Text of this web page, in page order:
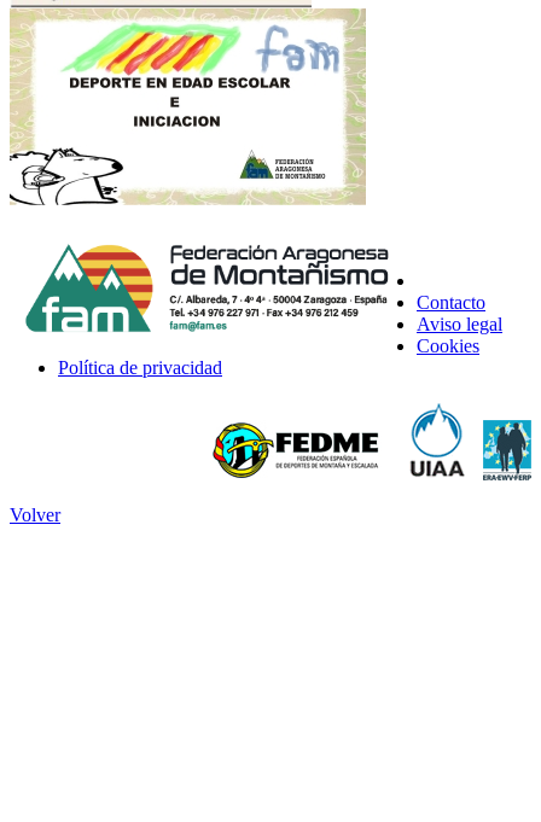
Contacto
Aviso legal
Cookies
Política de privacidad
Volver